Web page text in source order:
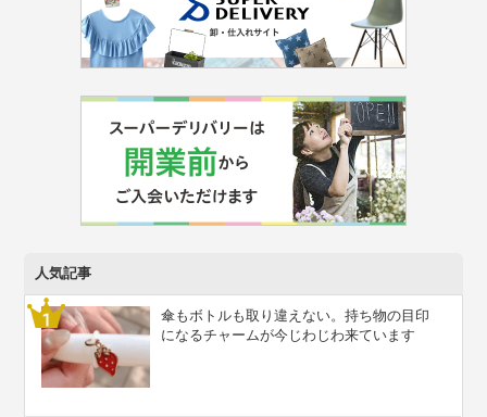
人気記事
傘もボトルも取り違えない。持ち物の目印
になるチャームが今じわじわ来ています